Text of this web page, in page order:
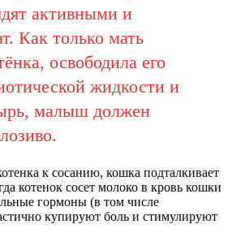
активными и
Как только мать
освободила его
жидкости и
малыш должен
к сосанию, кошка подталкивает
котенок сосет молоко в кровь кошки
гормоны (в том числе
купируют боль и стимулируют